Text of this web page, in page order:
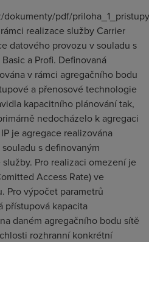
pdf/
realizace služby Carrier
datového provozu v souladu s
a Profi. Definovaná
v rámci agregačního bodu
a přenosové technologie
kapacitního plánování tak,
nedocházelo k agregaci
je agregace realizována
s definovaným
Pro realizaci omezení je
Access Rate) ve
Pro výpočet parametrů
přístupová kapacita
daném agregačního bodu sítě
rozhranní konkrétní
či nepřipojen). =====